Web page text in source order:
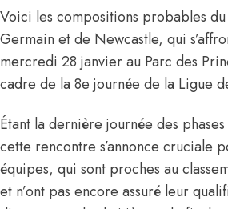
Voici les compositions probables du
Germain et de Newcastle, qui
mercredi 28 janvier au Parc des
cadre de la 8e journée de la Ligue
Étant la dernière journée des
cette rencontre s’annonce cruciale
équipes, qui sont proches au
et n’ont pas encore assuré leur